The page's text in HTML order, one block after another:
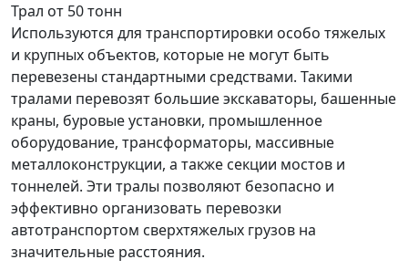
Трал от 50 тонн
Используются для транспортировки особо тяжелых
и крупных объектов, которые не могут быть
перевезены стандартными средствами. Такими
тралами перевозят большие экскаваторы, башенные
краны, буровые установки, промышленное
оборудование, трансформаторы, массивные
металлоконструкции, а также секции мостов и
тоннелей. Эти тралы позволяют безопасно и
эффективно организовать перевозки
автотранспортом сверхтяжелых грузов на
значительные расстояния.